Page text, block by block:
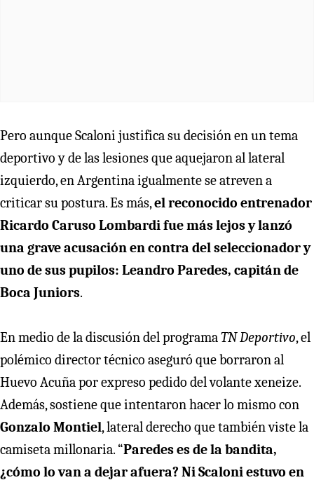
Pero aunque Scaloni justifica su decisión en un tema
deportivo y de las lesiones que aquejaron al lateral
izquierdo, en Argentina igualmente se atreven a
criticar su postura. Es más,el reconocido entrenador
Ricardo Caruso Lombardi fue más lejos y lanzó
una grave acusación en contra del seleccionador y
uno de sus pupilos: Leandro Paredes, capitán de
Boca Juniors.
En medio de la discusión del programa TN Deportivo, el
polémico director técnico aseguró que borraron al
Huevo Acuña por expreso pedido del volante xeneize.
Además, sostiene que intentaron hacer lo mismo con
Gonzalo Montiel, lateral derecho que también viste la
camiseta millonaria. “Paredes es de la bandita,
¿cómo lo van a dejar afuera? Ni Scaloni estuvo en